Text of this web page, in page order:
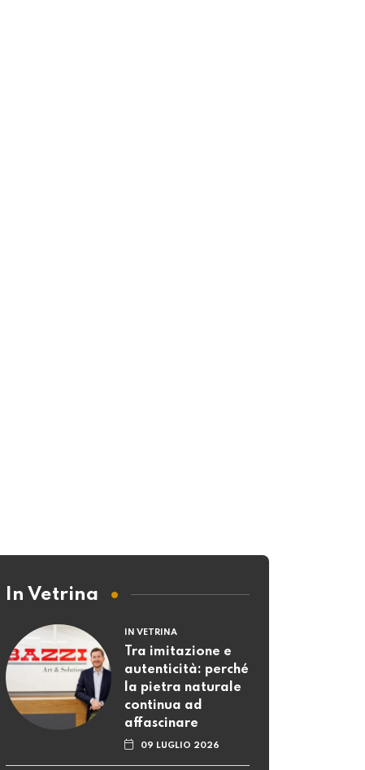
In Vetrina
IN VETRINA
Tra imitazione e
autenticità: perché
la pietra naturale
continua ad
affascinare
09 LUGLIO 2026